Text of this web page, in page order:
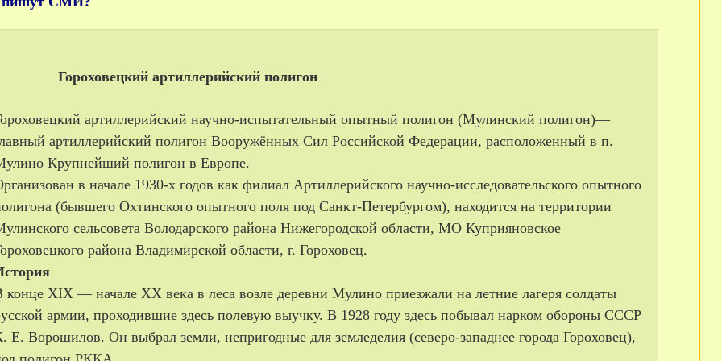
Гороховецкий артиллерийский полигон
артиллерийский научно-испытательный опытный полигон (Мулинский полигон)—
артиллерийский полигон Вооружённых Сил Российской Федерации, расположенный в п.
Крупнейший полигон в Европе.
в начале 1930-х годов как филиал Артиллерийского научно-исследовательского опытного
(бывшего Охтинского опытного поля под Санкт-Петербургом), находится на территории
сельсовета Володарского района Нижегородской области, МО Куприяновское
района Владимирской области, г. Гороховец.
конце XIX — начале XX века в леса возле деревни Мулино приезжали на летние лагеря солдаты
армии, проходившие здесь полевую выучку. В 1928 году здесь побывал нарком обороны СССР
Е. Ворошилов. Он выбрал земли, непригодные для земледелия (северо-западнее города Гороховец),